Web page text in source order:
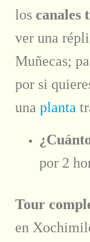
los canales
ver una
Muñecas;
por si
una planta
por 2
Tour
en